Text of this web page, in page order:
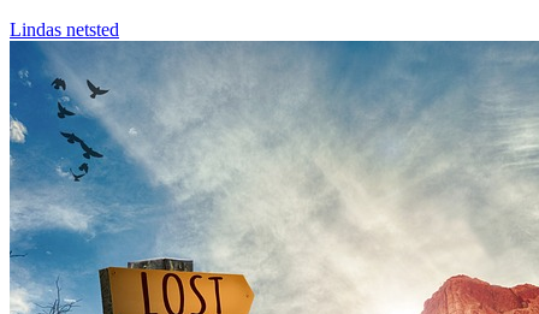
Lindas netsted